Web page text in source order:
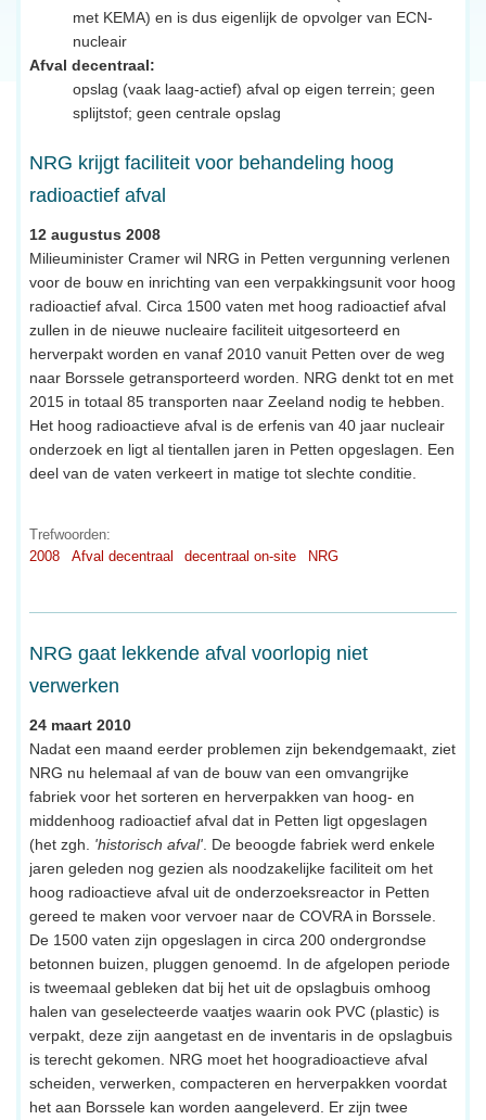
met KEMA) en is dus eigenlijk de opvolger van ECN-
nucleair
Afval decentraal:
opslag (vaak laag-actief) afval op eigen terrein; geen
splijtstof; geen centrale opslag
NRG krijgt faciliteit voor behandeling hoog
radioactief afval
12 augustus 2008
Milieuminister Cramer wil NRG in Petten vergunning verlenen
voor de bouw en inrichting van een verpakkingsunit voor hoog
radioactief afval. Circa 1500 vaten met hoog radioactief afval
zullen in de nieuwe nucleaire faciliteit uitgesorteerd en
herverpakt worden en vanaf 2010 vanuit Petten over de weg
naar Borssele getransporteerd worden. NRG denkt tot en met
2015 in totaal 85 transporten naar Zeeland nodig te hebben.
Het hoog radioactieve afval is de erfenis van 40 jaar nucleair
onderzoek en ligt al tientallen jaren in Petten opgeslagen. Een
deel van de vaten verkeert in matige tot slechte conditie.
Trefwoorden:
2008
Afval decentraal decentraal on-site NRG
NRG gaat lekkende afval voorlopig niet
verwerken
24 maart 2010
Nadat een maand eerder problemen zijn bekendgemaakt, ziet
NRG nu helemaal af van de bouw van een omvangrijke
fabriek voor het sorteren en herverpakken van hoog- en
middenhoog radioactief afval dat in Petten ligt opgeslagen
(het zgh. 'historisch afval' . De beoogde fabriek werd enkele
jaren geleden nog gezien als noodzakelijke faciliteit om het
hoog radioactieve afval uit de onderzoeksreactor in Petten
gereed te maken voor vervoer naar de COVRA in Borssele.
De 1500 vaten zijn opgeslagen in circa 200 ondergrondse
betonnen buizen, pluggen genoemd. In de afgelopen periode
is tweemaal gebleken dat bij het uit de opslagbuis omhoog
halen van geselecteerde vaatjes waarin ook PVC (plastic) is
verpakt, deze zijn aangetast en de inventaris in de opslagbuis
is terecht gekomen. NRG moet het hoogradioactieve afval
scheiden, verwerken, compacteren en herverpakken voordat
het aan Borssele kan worden aangeleverd. Er zijn twee